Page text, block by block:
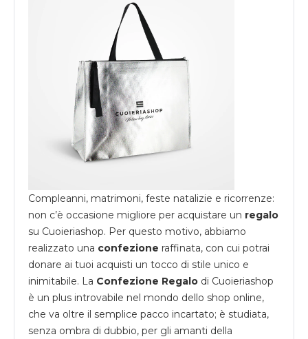
Compleanni, matrimoni, feste natalizie e ricorrenze:
non c’è occasione migliore per acquistare un regalo
su Cuoieriashop. Per questo motivo, abbiamo
realizzato una confezione raffinata, con cui potrai
donare ai tuoi acquisti un tocco di stile unico e
inimitabile. La Confezione Regalo di Cuoieriashop
è un plus introvabile nel mondo dello shop online,
che va oltre il semplice pacco incartato; è studiata,
senza ombra di dubbio, per gli amanti della